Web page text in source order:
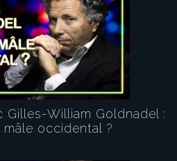
William Goldnadel :
occidental ?